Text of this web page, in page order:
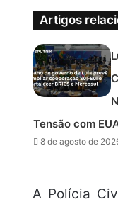
Artigos
Tensão com
8 de agosto de
A Polícia